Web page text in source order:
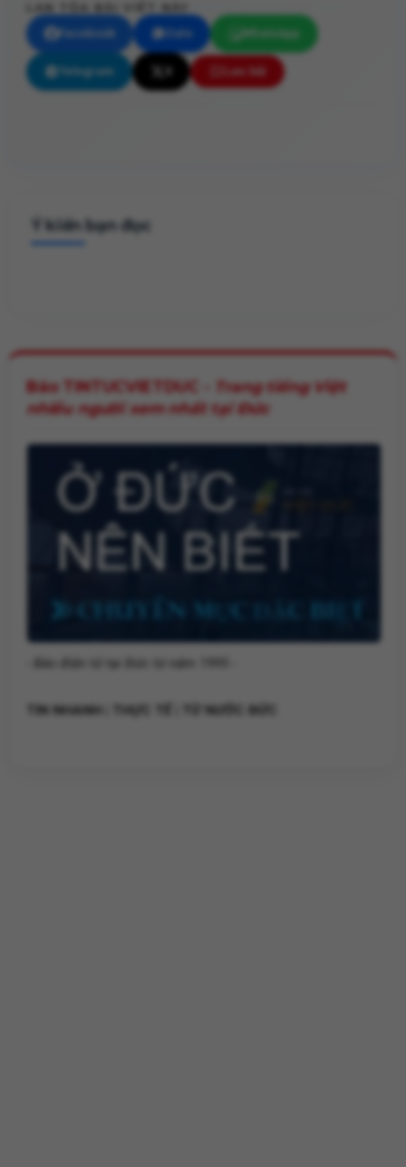
Facebook Zalo WhatsApp
Telegram Lưu bài
Ý kiến bạn đọc
Báo TINTUCVIETDUC -
Trang tiếng Việt
nhiều người xem nhất tại Đức
- Báo điện tử tại Đức từ năm 1995 -
TIN NHANH | THỰC TẾ | TỪ NƯỚC ĐỨC